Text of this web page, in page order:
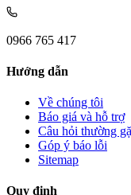
0966 765 417
Hướng dẫn
Về chúng tôi
Báo giá và hỗ trợ
Câu hỏi thường
Góp ý báo lỗi
Sitemap
Quy định